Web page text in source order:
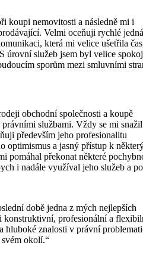
koupi nemovitosti a následně mi i
Velmi oceňuji rychlé
která mi velice ušetřila
úrovní služeb jsem byl velice
sporům mezi smluvními
obchodní společnosti a koupě
službami. Vždy se mi snažil
především jeho profesionalitu
optimismus a jasný přístup k
pomáhal překonat některé
i nadále využíval jeho služeb a
době jedna z mých nejlepších
konstruktivní, profesionální a
hluboké znalosti v právní
okolí.“